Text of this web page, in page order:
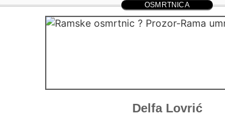
OSMRTNICA
Delfa Lovrić